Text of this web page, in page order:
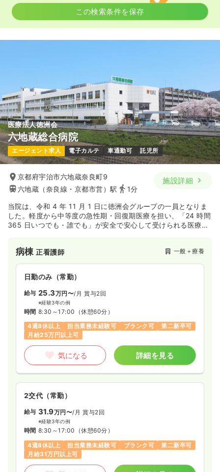
この検索条件を保存
医療法人徳洲会
六地蔵総合病院
エージェント求人 電子カルテ 車通勤可 託児所
京都府宇治市六地蔵奈良町9
六地蔵（奈良線・京都市営）駅
1分
施設詳細
当院は、令和 4 年 11 月 1 日に徳洲会グループの一員となりま
した。軽度から中等度の急性期・回復期医療を担い、「24 時間
365 日いつでも・誰でも」が安全で安心して受けられる医療を
す。
病棟正看護師 一般＋療養
日勤のみ（常勤）
給与 25.3万円〜/月 賞与2回
※経験3年の例
時間 8:30～17:00 （休憩60分）
4週8休以上
担当業務未経験可 ブランク可
第二新卒可
月給25万円以上可
気になる 詳細を見る
2交代（常勤）
給与 31.9万円〜/月 賞与2回
※経験3年の例
時間 8:30～17:00 （休憩60分）
4週8休以上
担当業務未経験可 ブランク可
第二新卒可
月給31万円以上可